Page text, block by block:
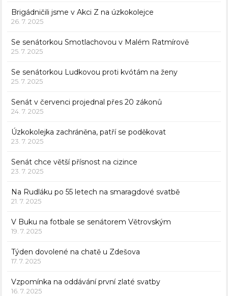
Brigádničili jsme v Akci Z na úzkokolejce
26. 7. 2025
Se senátorkou Smotlachovou v Malém Ratmírově
25. 7. 2025
Se senátorkou Ludkovou proti kvótám na ženy
25. 7. 2025
Senát v červenci projednal přes 20 zákonů
24. 7. 2025
Úzkokolejka zachráněna, patří se poděkovat
23. 7. 2025
Senát chce větší přísnost na cizince
23. 7. 2025
Na Rudláku po 55 letech na smaragdové svatbě
21. 7. 2025
V Buku na fotbale se senátorem Větrovským
19. 7. 2025
Týden dovolené na chatě u Zdešova
17. 7. 2025
Vzpomínka na oddávání první zlaté svatby
16. 7. 2025